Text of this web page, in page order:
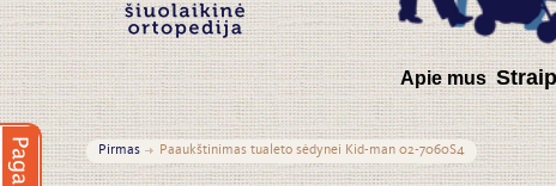
Apie mus S
Pirmas Paaukštinimas tualeto sėdynei Kid-man 02-7060S4